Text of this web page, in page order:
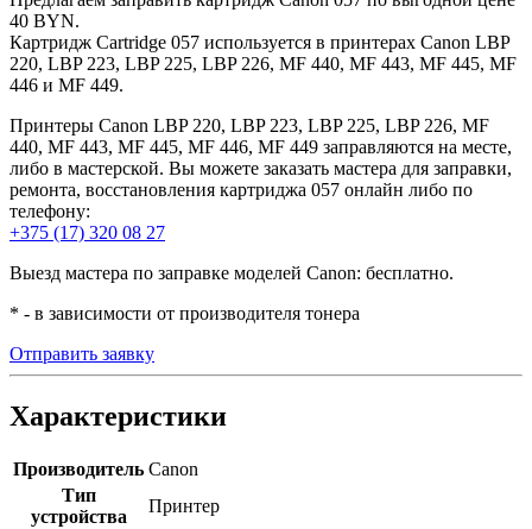
40 BYN.
Картридж Cartridge 057 используется в принтерах Canon LBP
220, LBP 223, LBP 225, LBP 226, MF 440, MF 443, MF 445, MF
446 и MF 449.
Принтеры Canon LBP 220, LBP 223, LBP 225, LBP 226, MF
440, MF 443, MF 445, MF 446, MF 449 заправляются на месте,
либо в мастерской. Вы можете заказать мастера для заправки,
ремонта, восстановления картриджа 057 онлайн либо по
телефону:
+375 (17) 320 08 27
Выезд мастера по заправке моделей Canon: бесплатно.
* - в зависимости от производителя тонера
Отправить заявку
Характеристики
Производитель Canon
Тип
устройства
Принтер